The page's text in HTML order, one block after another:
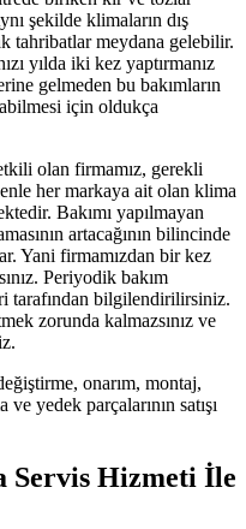
şekilde klimaların dış
tahribatlar meydana gelebilir.
yılda iki kez yaptırmanız
gelmeden bu bakımların
için oldukça
olan firmamız, gerekli
her markaya ait olan klima
Bakımı yapılmayan
artacağının bilincinde
Yani firmamızdan bir kez
Periyodik bakım
tarafından bilgilendirilirsiniz.
zorunda kalmazsınız ve
onarım, montaj,
yedek parçalarının satışı
Servis Hizmeti İle